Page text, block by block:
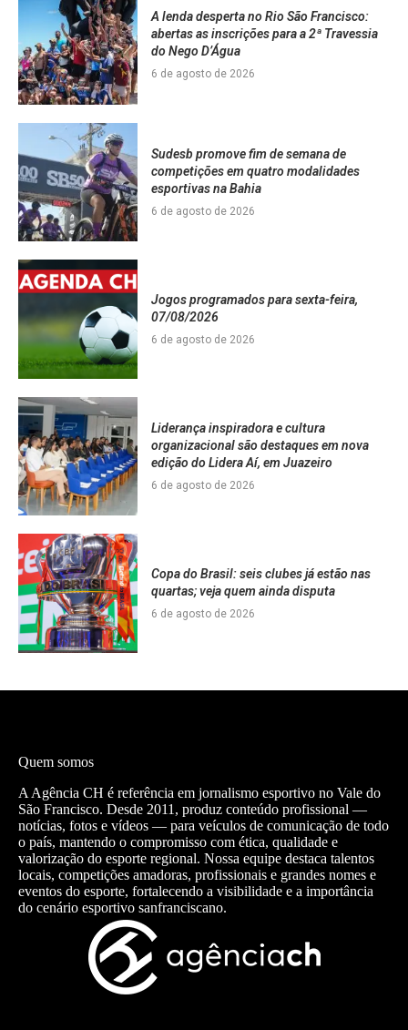
A lenda desperta no Rio São Francisco:
abertas as inscrições para a 2ª Travessia
do Nego D’Água
6 de agosto de 2026
Sudesb promove fim de semana de
competições em quatro modalidades
esportivas na Bahia
6 de agosto de 2026
Jogos programados para sexta-feira,
07/08/2026
6 de agosto de 2026
Liderança inspiradora e cultura
organizacional são destaques em nova
edição do Lidera Aí, em Juazeiro
6 de agosto de 2026
Copa do Brasil: seis clubes já estão nas
quartas; veja quem ainda disputa
6 de agosto de 2026
Quem somos
A Agência CH é referência em jornalismo esportivo no Vale do
São Francisco. Desde 2011, produz conteúdo profissional —
notícias, fotos e vídeos — para veículos de comunicação de todo
o país, mantendo o compromisso com ética, qualidade e
valorização do esporte regional. Nossa equipe destaca talentos
locais, competições amadoras, profissionais e grandes nomes e
eventos do esporte, fortalecendo a visibilidade e a importância
do cenário esportivo sanfranciscano.